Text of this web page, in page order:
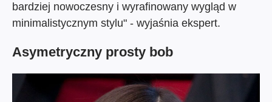
bardziej nowoczesny i wyrafinowany wygląd w
minimalistycznym stylu" - wyjaśnia ekspert.
Asymetryczny prosty bob